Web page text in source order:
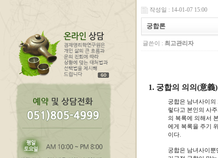
작성일 : 14-01-07 15:00
궁합론
글쓴이 : 최고관리자
1. 궁합의 의의(意義)
궁합은 남녀사이
렇다고 본인의 사
의 복록에 의해서
에게 복록을 주기
이다.
궁합은 남녀사이